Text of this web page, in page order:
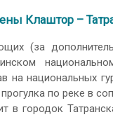
Клаштор –
(за
на национальных
по реке в
в городок